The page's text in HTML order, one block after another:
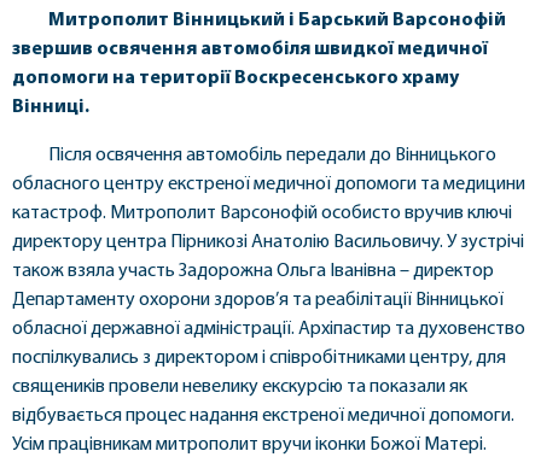
Митрополит Вінницький і Барський Варсонофій
звершив освячення автомобіля швидкої медичної
допомоги на території Воскресенського храму
Вінниці.
Після освячення автомобіль передали до Вінницького
обласного центру екстреної медичної допомоги та медицини
катастроф. Митрополит Варсонофій особисто вручив ключі
директору центра Пірникозі Анатолію Васильовичу. У зустрічі
також взяла участь Задорожна Ольга Іванівна – директор
Департаменту охорони здоров’я та реабілітації Вінницької
обласної державної адміністрації. Архіпастир та духовенство
поспілкувались з директором і співробітниками центру, для
священиків провели невелику екскурсію та показали як
відбувається процес надання екстреної медичної допомоги.
Усім працівникам митрополит вручи іконки Божої Матері.